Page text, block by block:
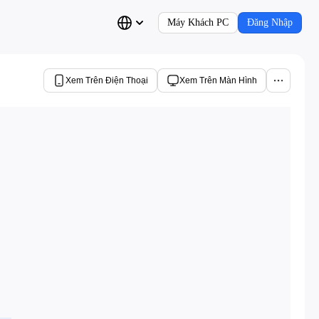
Máy Khách PC Đăng Nhập
Xem Trên Điện Thoại Xem Trên Màn Hình